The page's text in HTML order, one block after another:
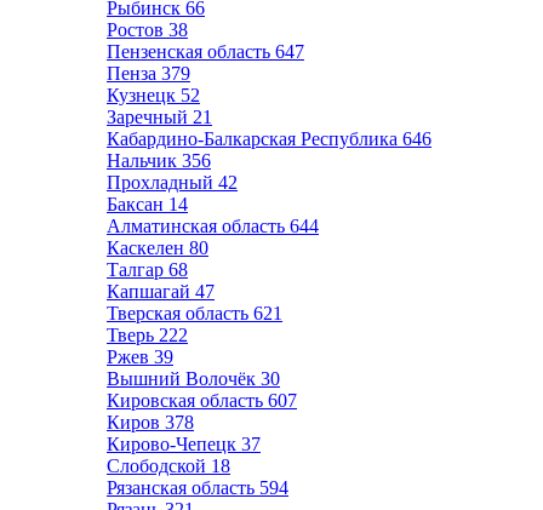
Рыбинск 66
Ростов 38
Пензенская область 647
Пенза 379
Кузнецк 52
Заречный 21
Кабардино-Балкарская Республика 646
Нальчик 356
Прохладный 42
Баксан 14
Алматинская область 644
Каскелен 80
Талгар 68
Капшагай 47
Тверская область 621
Тверь 222
Ржев 39
Вышний Волочёк 30
Кировская область 607
Киров 378
Кирово-Чепецк 37
Слободской 18
Рязанская область 594